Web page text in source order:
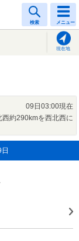
検索 メニュー
現在地
09日03:00現在
約290kmを西北西に